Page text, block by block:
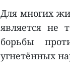
Для многих
является не
борьбы
угнетённых